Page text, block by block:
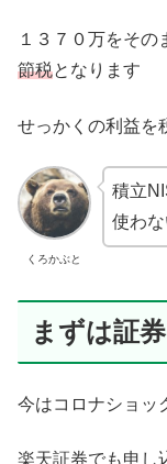
１３７０万をその
節税となります
せっかくの利益を
くろかぶと
積立
使わ
まずは証
今はコロナショッ
楽天証券でも申し